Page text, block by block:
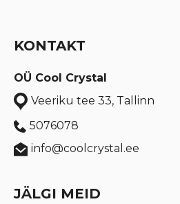
KONTAKT
OÜ Cool Crystal
Veeriku tee 33, Tallinn
5076078
info@coolcrystal.ee
JÄLGI MEID